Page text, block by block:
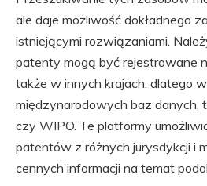
ale daje możliwość dokładnego
istniejącymi rozwiązaniami.
patenty mogą być rejestrowane
także w innych krajach, dlatego
międzynarodowych baz danych,
czy WIPO. Te platformy
patentów z różnych jurysdykcji i
cennych informacji na temat